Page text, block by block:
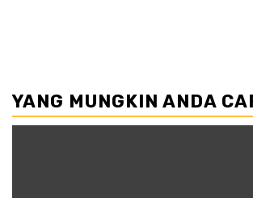
YANG MUNGKIN ANDA